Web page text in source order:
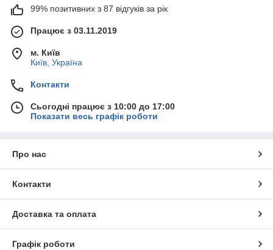
99% позитивних з 87 відгуків за рік
Працює з 03.11.2019
м. Київ
Київ, Україна
Контакти
Сьогодні працює з 10:00 до 17:00
Показати весь графік роботи
Про нас
Контакти
Доставка та оплата
Графік роботи